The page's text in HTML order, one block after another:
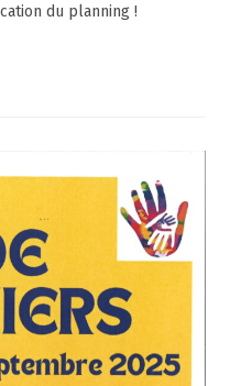
du planning !